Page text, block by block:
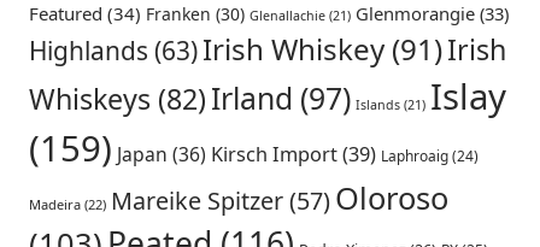
Featured (34) Franken (30) Glenallachie(21) Glenmorangie(33)
Highlands (63)Irish Whiskey(91)Irish
Whiskeys (82)Irland (97) Islands(21) Islay
(159) Japan (36) Kirsch Import(39) Laphroaig(24)
Madeira(22) Mareike Spitzer(57)Oloroso